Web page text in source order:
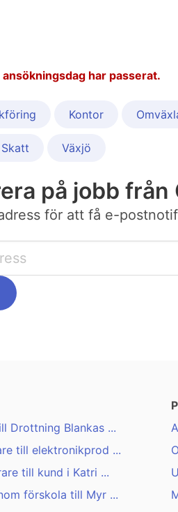
har passerat.
Kontor
Skatt Växjö
på jobb
för att få e-
Drottning Blankas ...
till elektronikprod ...
till kund i Katri ...
förskola till Myr ...